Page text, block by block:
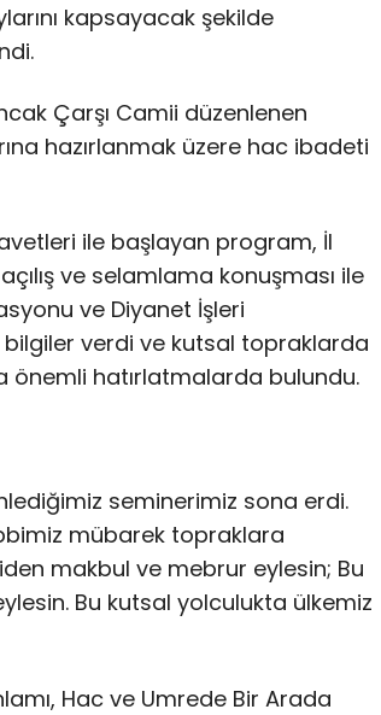
kapsayacak şekilde
Çarşı Camii düzenlenen
hazırlanmak üzere hac ibadeti
ile başlayan program, İl
ve selamlama konuşması ile
ve Diyanet İşleri
bilgiler verdi ve kutsal topraklarda
önemli hatırlatmalarda bulundu.
seminerimiz sona erdi.
mübarek topraklara
makbul ve mebrur eylesin; Bu
Bu kutsal yolculukta ülkemiz
Hac ve Umrede Bir Arada